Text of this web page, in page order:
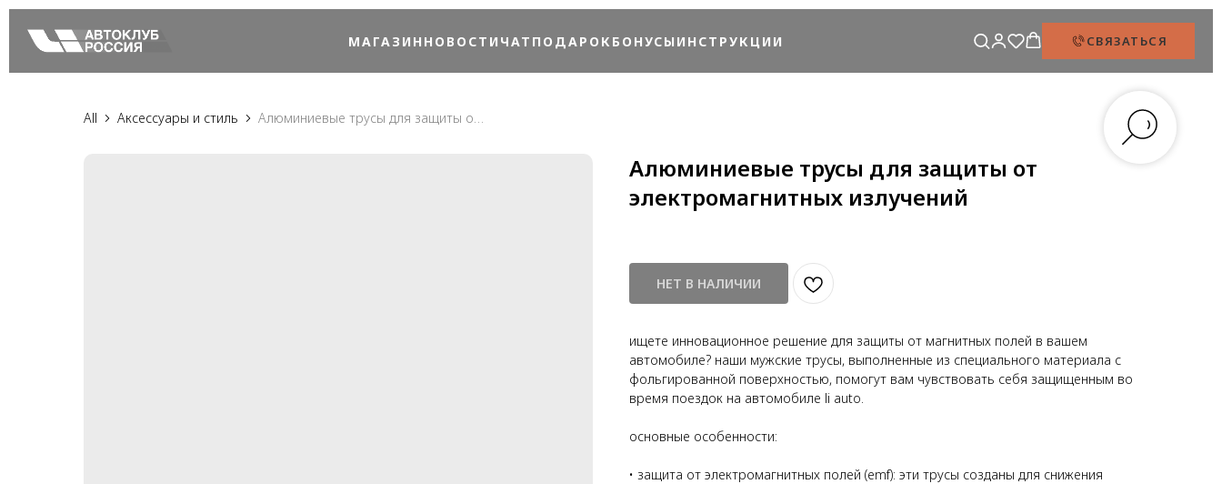
МАГАЗИН НОВОСТИ ЧАТ ПОДАРОК БОНУСЫ ИНСТРУКЦИИ СВЯЗАТЬСЯ
All Аксессуары и стиль Алюминиевые трусы для защиты от электромагнитных излучений
Алюминиевые трусы для защиты от
электромагнитных излучений
НЕТ В НАЛИЧИИ
ищете инновационное решение для защиты от магнитных полей в вашем
автомобиле? наши мужские трусы, выполненные из специального материала с
фольгированной поверхностью, помогут вам чувствовать себя защищенным во
время поездок на автомобиле li auto.
основные особенности:
• защита от электромагнитных полей (emf): эти трусы созданы для снижения